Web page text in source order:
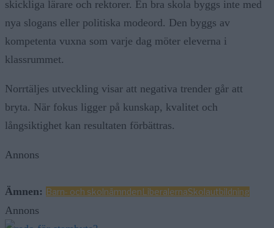
skickliga lärare och rektorer. En bra skola byggs inte med
nya slogans eller politiska modeord. Den byggs av
kompetenta vuxna som varje dag möter eleverna i
klassrummet.
Norrtäljes utveckling visar att negativa trender går att
bryta. När fokus ligger på kunskap, kvalitet och
långsiktighet kan resultaten förbättras.
Annons
Ämnen: Barn- och skolnämndenLiberalernaSkolautbildning
Annons